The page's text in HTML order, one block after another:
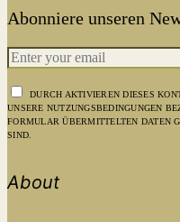
Abonniere unseren
DURCH AKTIVIEREN DIESES
UNSERE NUTZUNGSBEDINGUNGEN
FORMULAR ÜBERMITTELTEN DATEN
SIND.
About